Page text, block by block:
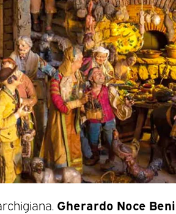
Gherardo Noce